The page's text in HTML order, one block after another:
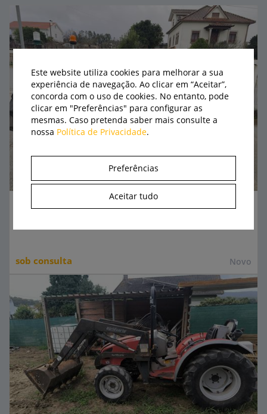
Novo
Trator convencional - USADO
sob consulta
Este website utiliza cookies para melhorar a sua
experiência de navegação. Ao clicar em “Aceitar”,
concorda com o uso de cookies. No entanto, pode
clicar em "Preferências" para configurar as
mesmas. Caso pretenda saber mais consulte a
nossa Política de Privacidade.
Preferências
Aceitar tudo